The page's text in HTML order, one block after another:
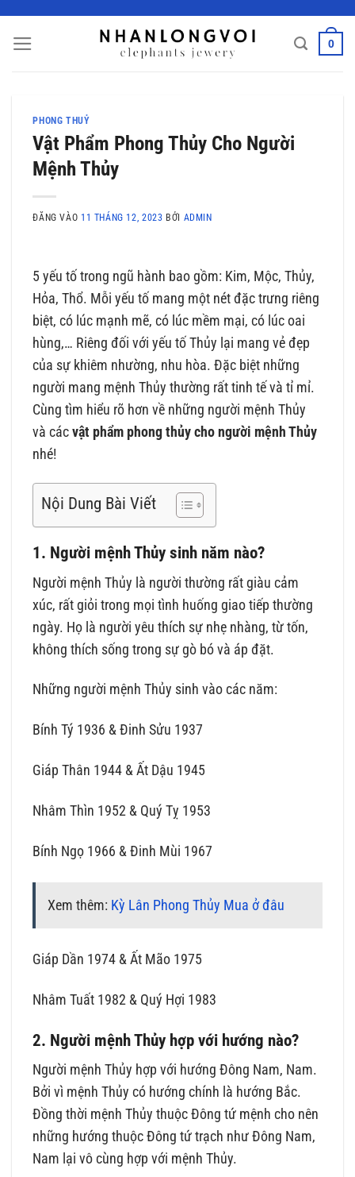
nội
0
PHONG THUỶ
Vật Phẩm Phong Thủy Cho Người
Mệnh Thủy
ĐĂNG VÀO 11 THÁNG 12, 2023 BỞI ADMIN
5 yếu tố trong ngũ hành bao gồm: Kim, Mộc, Thủy,
Hỏa, Thổ. Mỗi yếu tố mang một nét đặc trưng riêng
biệt, có lúc mạnh mẽ, có lúc mềm mại, có lúc oai
hùng,… Riêng đối với yếu tố Thủy lại mang vẻ đẹp
của sự khiêm nhường, nhu hòa. Đặc biệt những
người mang mệnh Thủy thường rất tinh tế và tỉ mỉ.
Cùng tìm hiểu rõ hơn về những người mệnh Thủy
và cácvật phẩm phong thủy cho người mệnh Thủy
nhé!
Nội Dung Bài Viết
1. Người mệnh Thủy sinh năm nào?
Người mệnh Thủy là người thường rất giàu cảm
xúc, rất giỏi trong mọi tình huống giao tiếp thường
ngày. Họ là người yêu thích sự nhẹ nhàng, từ tốn,
không thích sống trong sự gò bó và áp đặt.
Những người mệnh Thủy sinh vào các năm:
Bính Tý 1936 & Đinh Sửu 1937
Giáp Thân 1944 & Ất Dậu 1945
Nhâm Thìn 1952 & Quý Tỵ 1953
Bính Ngọ 1966 & Đinh Mùi 1967
Xem thêm: Kỳ Lân Phong Thủy Mua ở đâu
Giáp Dần 1974 & Ất Mão 1975
Nhâm Tuất 1982 & Quý Hợi 1983
2. Người mệnh Thủy hợp với hướng nào?
Người mệnh Thủy hợp với hướng Đông Nam, Nam.
Bởi vì mệnh Thủy có hướng chính là hướng Bắc.
Đồng thời mệnh Thủy thuộc Đông tứ mệnh cho nên
những hướng thuộc Đông tứ trạch như Đông Nam,
Nam lại vô cùng hợp với mệnh Thủy.